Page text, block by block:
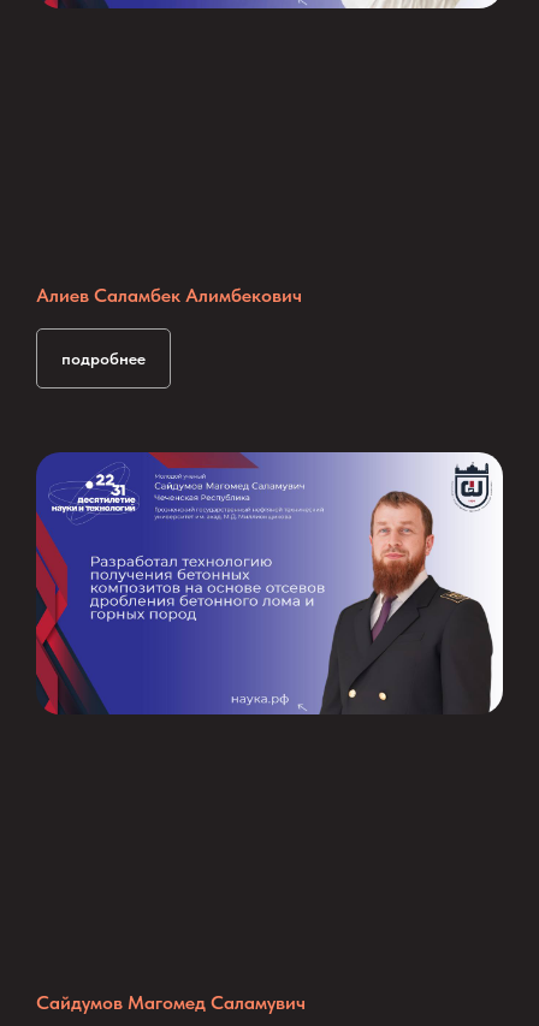
Алиев Саламбек Алимбекович
подробнее
Сайдумов Магомед Саламувич